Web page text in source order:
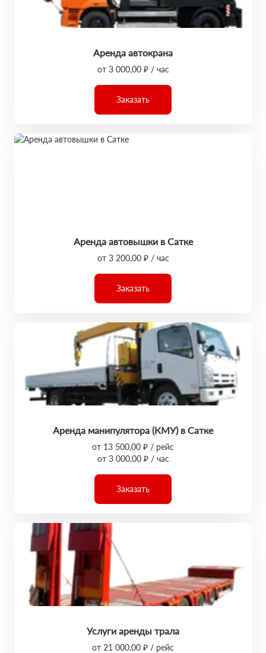
Аренда автокрана
от 3 000,00 ₽ / час
Заказать
Аренда автовышки в Сатке
от 3 200,00 ₽ / час
Заказать
Аренда манипулятора (КМУ) в Сатке
от 13 500,00 ₽ / рейс
от 3 000,00 ₽ / час
Заказать
Услуги аренды трала
от 21 000,00 ₽ / рейс